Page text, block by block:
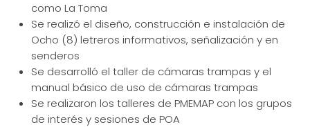
como La Toma
Se realizó el diseño, construcción e instalación de
Ocho (8) letreros informativos, señalización y en
senderos
Se desarrolló el taller de cámaras trampas y el
manual básico de uso de cámaras trampas
Se realizaron los talleres de PMEMAP con los grupos
de interés y sesiones de POA